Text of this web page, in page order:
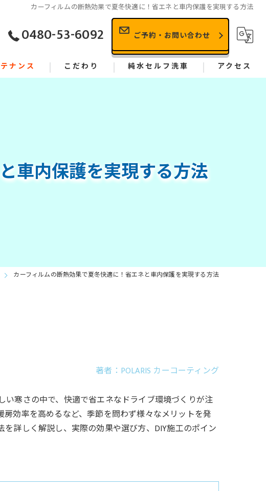
カーフィルムの断熱効果で夏冬快適に！省エネと車内保護を実現する方法
0480-53-6092 ご予約・お問い合わせ
ナンス こだわり 純水セルフ洗車 アクセス
車内保護を実現する方法
カーフィルムの断熱効果で夏冬快適に！省エネと車内保護を実現する方法
著者：POLARIS カーコーティング
寒さの中で、快適で省エネなドライブ環境づくりが注
効率を高めるなど、季節を問わず様々なメリットを発
詳しく解説し、実際の効果や選び方、DIY施工のポイン